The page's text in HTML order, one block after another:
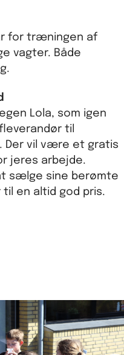
for træningen af
vagter. Både
Lola, som igen
til
Der vil være et gratis
jeres arbejde.
sælge sine berømte
en altid god pris.